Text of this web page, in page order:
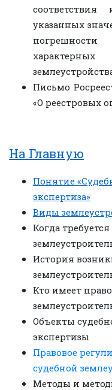
указанных
Письмо
«О реестровых
На Главную
Понятие
экспертиза»
Виды
Когда
История
Кто имеет
Объекты
экспертизы
Правовое
судебной
Методы и